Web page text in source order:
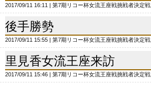
2017/09/11 16:11 第7期リコー杯女流王座戦挑戦者決定戦
後手勝勢
2017/09/11 15:55 第7期リコー杯女流王座戦挑戦者決定戦
里見香女流王座来訪
2017/09/11 15:46 第7期リコー杯女流王座戦挑戦者決定戦